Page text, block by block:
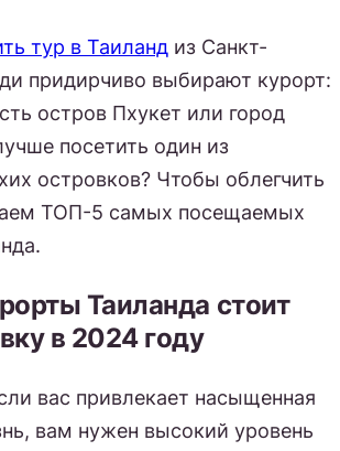
тур в Таиланд из Санкт-
придирчиво выбирают курорт:
остров Пхукет или город
посетить один из
островков? Чтобы облегчить
ТОП-5 самых посещаемых
Таиланда стоит
в 2024 году
вас привлекает насыщенная
вам нужен высокий уровень